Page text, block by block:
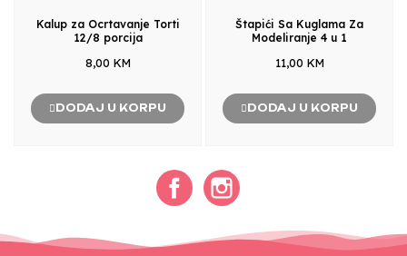
Kalup za Ocrtavanje Torti
12/8 porcija
8,00 KM
DODAJ U KORPU
Štapići Sa Kuglama Za
Modeliranje 4 u 1
11,00 KM
DODAJ U KORPU
Facebook